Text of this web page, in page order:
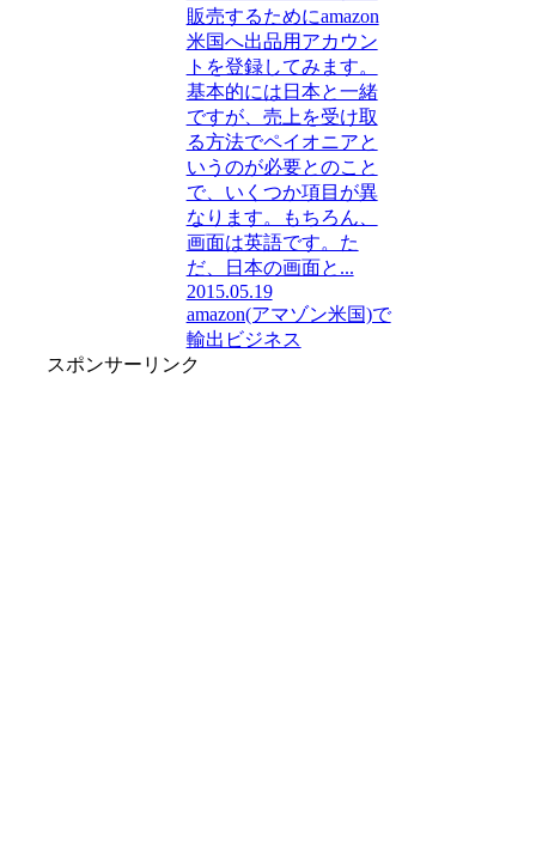
販売するためにamazon
米国へ出品用アカウン
トを登録してみます。
基本的には日本と一緒
ですが、売上を受け取
る方法でペイオニアと
いうのが必要とのこと
で、いくつか項目が異
なります。もちろん、
画面は英語です。た
だ、日本の画面と...
2015.05.19
amazon(アマゾン米国)で
輸出ビジネス
スポンサーリンク